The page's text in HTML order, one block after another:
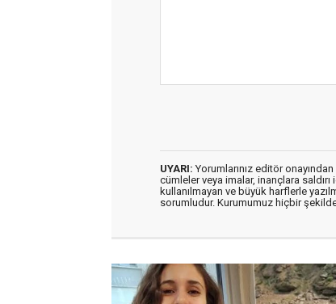
UYARI: Yorumlarınız editör
cümleler veya imalar, inançlara
kullanılmayan ve büyük harflerle
sorumludur. Kurumumuz hiçbir